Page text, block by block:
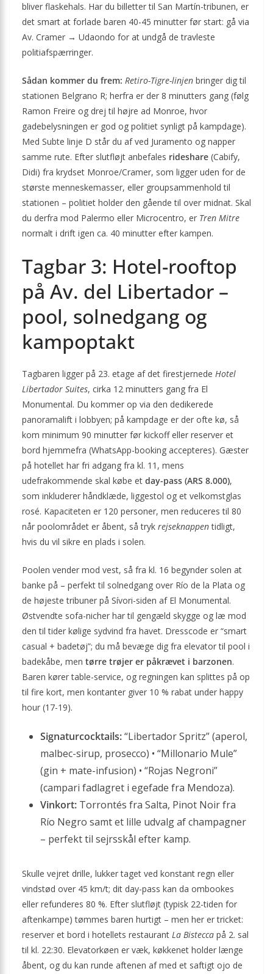
bliver flaskehals. Har du billetter til San Martín-tribunen, er
det smart at forlade baren 40-45 minutter før start: gå via
Av. Cramer → Udaondo for at undgå de travleste
politiafspærringer.
Sådan kommer du frem: Retiro-Tigre-linjen bringer dig til
stationen Belgrano R; herfra er der 8 minutters gang (følg
Ramon Freire og drej til højre ad Monroe, hvor
gadebelysningen er god og politiet synligt på kampdage).
Med Subte linje D står du af ved Juramento og napper
samme rute. Efter slutfløjt anbefales rideshare (Cabify,
Didi) fra krydset Monroe/Cramer, som ligger uden for de
største menneskemasser, eller groupsammenhold til
stationen – politiet holder den gående til over midnat. Skal
du derfra mod Palermo eller Microcentro, er Tren Mitre
normalt i drift igen ca. 40 minutter efter kampen.
Tagbar 3: Hotel-rooftop
på Av. del Libertador –
pool, solnedgang og
kampoptakt
Tagbaren ligger på 23. etage af det firestjernede Hotel
Libertador Suites, cirka 12 minutters gang fra El
Monumental. Du kommer op via den dedikerede
panoramalift i lobbyen; på kampdage er der ofte kø, så
kom minimum 90 minutter før kickoff eller reserver et
bord hjemmefra (WhatsApp-booking accepteres). Gæster
på hotellet har fri adgang fra kl. 11, mens
udefrakommende skal købe et day-pass (ARS 8.000),
som inkluderer håndklæde, liggestol og et velkomstglas
rosé. Kapaciteten er 120 personer, men reduceres til 80
når poolområdet er åbent, så tryk rejseknappentidligt,
hvis du vil sikre en plads i solen.
Poolen vender mod vest, så fra kl. 16 begynder solen at
banke på – perfekt til solnedgang over Río de la Plata og
de højeste tribuner på Sívori-siden af El Monumental.
Østvendte sofa-nicher har til gengæld skygge og læ mod
den til tider kølige sydvind fra havet. Dresscode er “smart
casual + badetøj”; du må bevæge dig fra elevator til pool i
badekåbe, men tørre trøjer er påkrævet i barzonen.
Baren kører table-service, og regningen kan splittes på op
til fire kort, men kontanter giver 10 % rabat under happy
hour (17-19).
Signaturcocktails:“Libertador Spritz” (aperol,
malbec-sirup, prosecco) • “Millonario Mule”
(gin + mate-infusion) • “Rojas Negroni”
(campari fadlagret i egefade fra Mendoza).
Vinkort: Torrontés fra Salta, Pinot Noir fra
Río Negro samt et lille udvalg af champagner
– perfekt til sejrsskål efter kamp.
Skulle vejret drille, lukker taget ved konstant regn eller
vindstød over 45 km/t; dit day-pass kan da ombookes
eller refunderes 80 %. Efter slutfløjt (typisk 22-tiden for
aften­kampe) tømmes baren hurtigt – men her er tricket:
reserver et bord i hotellets restaurant La Bistecca på 2. sal
til kl. 22:30. Elevatorkøen er væk, køkkenet holder længe
åbent, og du kan runde aftenen af med et saftigt ojo de